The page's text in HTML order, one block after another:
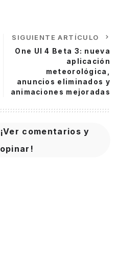
SIGUIENTE ARTÍCULO
One UI 4 Beta 3: nueva
aplicación
meteorológica,
anuncios eliminados y
animaciones mejoradas
¡Ver comentarios y
opinar!